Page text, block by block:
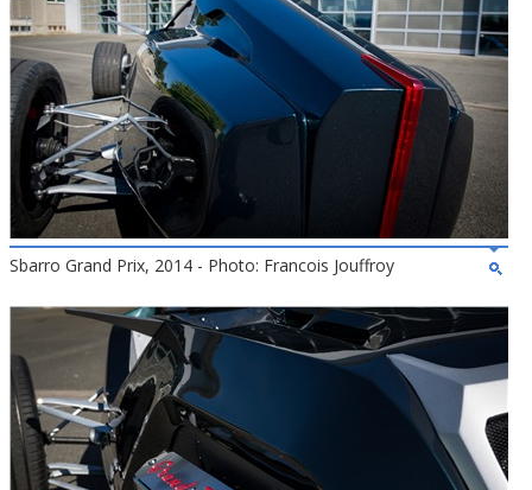
Sbarro Grand Prix, 2014 - Photo: Francois Jouffroy